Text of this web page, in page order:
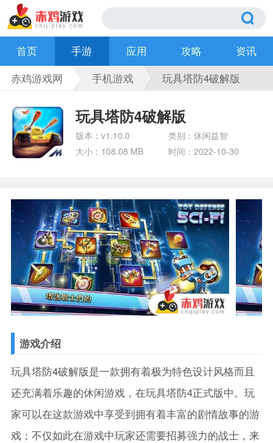
首页 手游 应用 攻略
资讯
赤鸡游戏网
手机游戏 玩具塔防4破解版
玩具塔防4破解版
版本：v1.10.0
类别：休闲益智
大小：108.08 MB
时间：2022-10-30
游戏介绍
玩具塔防4破解版是一款拥有着极为特色设计风格而且
还充满着乐趣的休闲游戏，在玩具塔防4正式版中。玩
家可以在这款游戏中享受到拥有着丰富的剧情故事的游
戏；不仅如此在游戏中玩家还需要招募强力的战士，来